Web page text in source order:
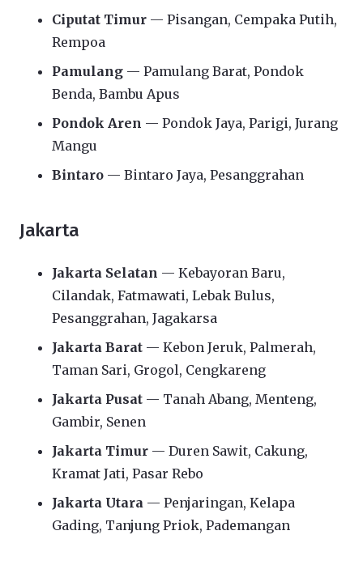
Ciputat Timur — Pisangan, Cempaka Putih,
Rempoa
Pamulang — Pamulang Barat, Pondok
Benda, Bambu Apus
Pondok Aren — Pondok Jaya, Parigi, Jurang
Mangu
Bintaro — Bintaro Jaya, Pesanggrahan
Jakarta
Jakarta Selatan — Kebayoran Baru,
Cilandak, Fatmawati, Lebak Bulus,
Pesanggrahan, Jagakarsa
Jakarta Barat — Kebon Jeruk, Palmerah,
Taman Sari, Grogol, Cengkareng
Jakarta Pusat — Tanah Abang, Menteng,
Gambir, Senen
Jakarta Timur — Duren Sawit, Cakung,
Kramat Jati, Pasar Rebo
Jakarta Utara — Penjaringan, Kelapa
Gading, Tanjung Priok, Pademangan